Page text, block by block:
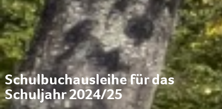
Schulbuchausleihe für das
Schuljahr 2024/25